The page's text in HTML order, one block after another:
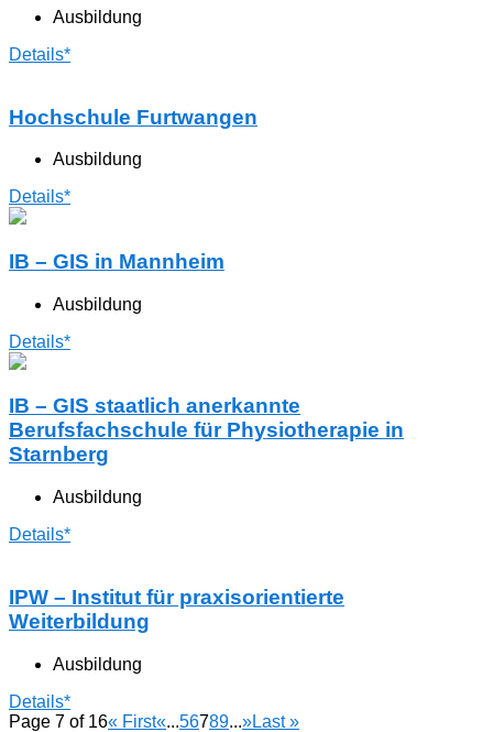
Ausbildung
Details*
Hochschule Furtwangen
Ausbildung
Details*
IB – GIS in Mannheim
Ausbildung
Details*
IB – GIS staatlich anerkannte
Berufsfachschule für Physiotherapie in
Starnberg
Ausbildung
Details*
IPW – Institut für praxisorientierte
Weiterbildung
Ausbildung
Details*
Page 7 of 16« First«...56789...»Last »